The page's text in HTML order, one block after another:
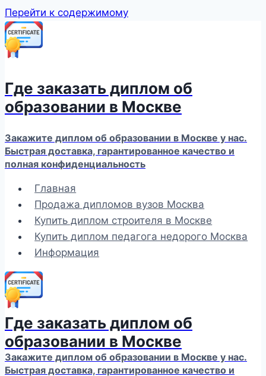
Перейти к содержимому
Где заказать диплом об
образовании в Москве
Закажите диплом об образовании в Москве у нас.
Быстрая доставка, гарантированное качество и
полная конфиденциальность
Главная
Продажа дипломов вузов Москва
Купить диплом строителя в Москве
Купить диплом педагога недорого Москва
Информация
Где заказать диплом об
образовании в Москве
Закажите диплом об образовании в Москве у нас.
Быстрая доставка, гарантированное качество и